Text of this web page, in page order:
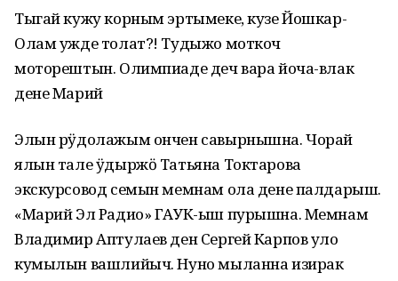
Тыгай кужу корным эртымеке, кузе Йошкар-
Олам ужде толат?! Тудыжо моткоч
моторештын. Олимпиаде деч вара йоча-влак
дене Марий
Элын рӱдолажым ончен савырнышна. Чорай
ялын тале ӱдыржӧ Татьяна Токтарова
экскурсовод семын мемнам ола дене палдарыш.
«Марий Эл Радио» ГАУК-ыш пурышна. Мемнам
Владимир Аптулаев ден Сергей Карпов уло
кумылын вашлийыч. Нуно мыланна изирак